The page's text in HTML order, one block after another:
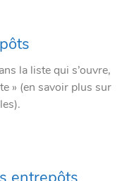
la liste qui s’ouvre,
» (en savoir plus sur